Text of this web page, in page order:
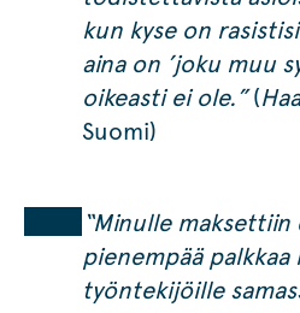
kun kyse on
aina on ’joku muu
oikeasti ei ole.”(
Suomi)
“Minulle
pienempää palkkaa
työntekijöille